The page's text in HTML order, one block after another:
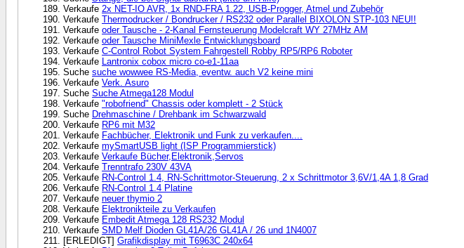
Verkaufe 2x NET-IO AVR, 1x RND-FRA 1.22, USB-Progger, Atmel und Zubehör
Verkaufe Thermodrucker / Bondrucker / RS232 oder Parallel BIXOLON STP-103 NEU!!
Verkaufe oder Tausche - 2-Kanal Fernsteuerung Modelcraft WY 27MHz AM
Verkaufe oder Tausche MiniMexle Entwicklungsboard
Verkaufe C-Control Robot System Fahrgestell Robby RP5/RP6 Roboter
Verkaufe Lantronix cobox micro co-e1-11aa
Suche suche wowwee RS-Media, eventw. auch V2 keine mini
Verkaufe Verk. Asuro
Suche Suche Atmega128 Modul
Verkaufe "robofriend" Chassis oder komplett - 2 Stück
Suche Drehmaschine / Drehbank im Schwarzwald
Verkaufe RP6 mit M32
Verkaufe Fachbücher, Elektronik und Funk zu verkaufen....
Verkaufe mySmartUSB light (ISP Programmierstick)
Verkaufe Verkaufe Bücher,Elektronik,Servos
Verkaufe Trenntrafo 230V 43VA
Verkaufe RN-Control 1.4, RN-Schrittmotor-Steuerung, 2 x Schrittmotor 3,6V/1,4A 1,8 Grad
Verkaufe RN-Control 1.4 Platine
Verkaufe neuer thymio 2
Verkaufe Elektronikteile zu Verkaufen
Verkaufe Embedit Atmega 128 RS232 Modul
Verkaufe SMD Melf Dioden GL41A/26 GL41A / 26 und 1N4007
[ERLEDIGT] Grafikdisplay mit T6963C 240x64